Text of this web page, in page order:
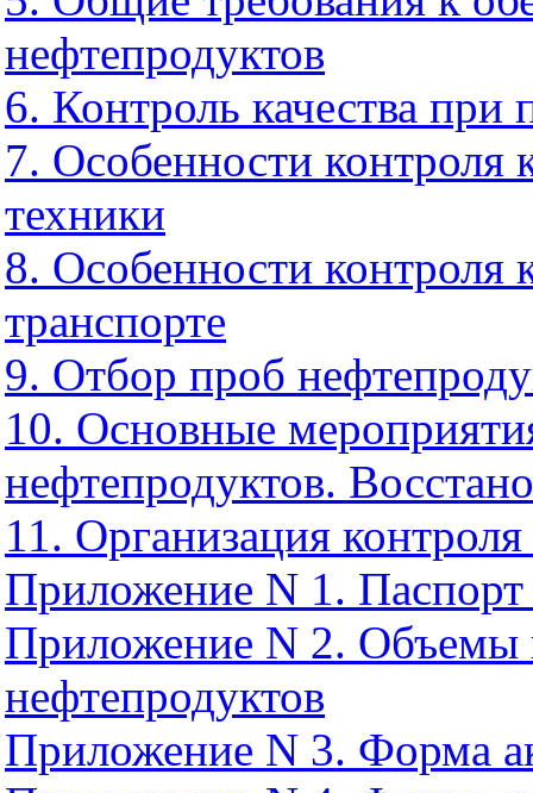
нефтепродуктов
6. Контроль качества при
7. Особенности контроля
техники
8. Особенности контроля
транспорте
9. Отбор проб
10. Основные
нефтепродуктов.
11. Организация
Приложение N 1. Паспорт
Приложение N 2. Объемы
нефтепродуктов
Приложение N 3. Форма